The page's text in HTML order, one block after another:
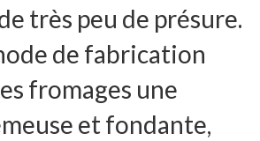
très peu de présure.
de fabrication
fromages une
et fondante,